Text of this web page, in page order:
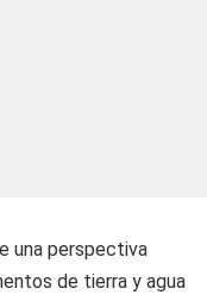
una perspectiva
de tierra y agua